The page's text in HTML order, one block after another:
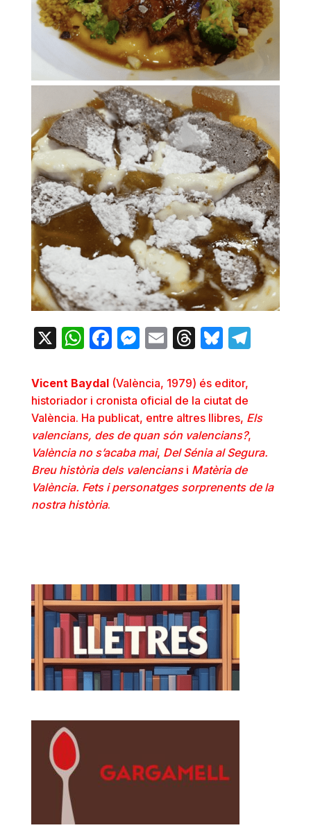
X WhatsApp
Facebook
Messenger
EmailThreads
Bluesky
Vicent Baydal(València, 1979) és editor,
historiador i cronista oficial de la ciutat de
València. Ha publicat, entre altres llibres, Els
valencians, des de quan són valencians?,
València no s’acaba mai, Del Sénia al Segura.
Breu història dels valencians i Matèria de
València. Fets i personatges sorprenents de la
nostra història.